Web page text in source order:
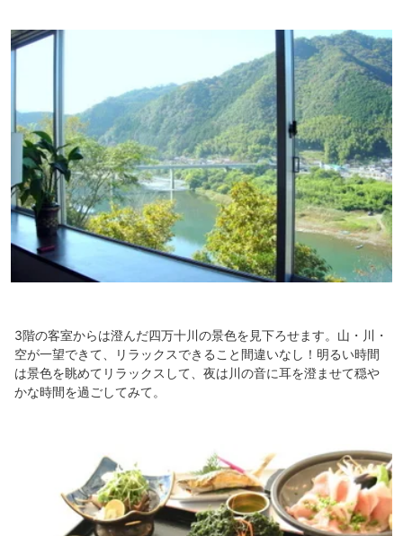
3階の客室からは澄んだ四万十川の景色を見下ろせます。山・川・
空が一望できて、リラックスできること間違いなし！明るい時間
は景色を眺めてリラックスして、夜は川の音に耳を澄ませて穏や
かな時間を過ごしてみて。